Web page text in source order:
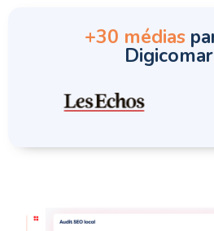
+30 médias